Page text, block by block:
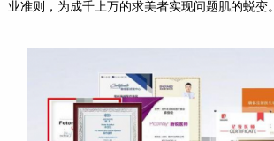
业准则，为成千上万的求美者实现问题肌的蜕变。